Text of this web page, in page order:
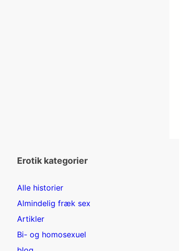
Erotik kategorier
Alle historier
Almindelig fræk sex
Artikler
Bi- og homosexuel